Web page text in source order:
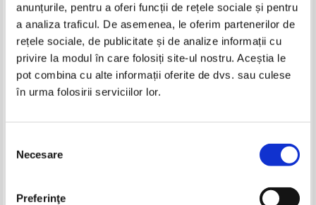
anunțurile, pentru a oferi funcții de rețele sociale și pentru
a analiza traficul. De asemenea, le oferim partenerilor de
rețele sociale, de publicitate și de analize informații cu
privire la modul în care folosiți site-ul nostru. Aceștia le
pot combina cu alte informații oferite de dvs. sau culese
în urma folosirii serviciilor lor.
consimțământului
Necesare
Preferinţe
Dumitru Tudor - Figuri de
Pret:32,00Lei 25,60 Lei
Adaugă în coș
Victor Suvorov - Fiasco. Ultima
batalie a maresalului Jukov
Pret:37,00Lei 25,90 Lei